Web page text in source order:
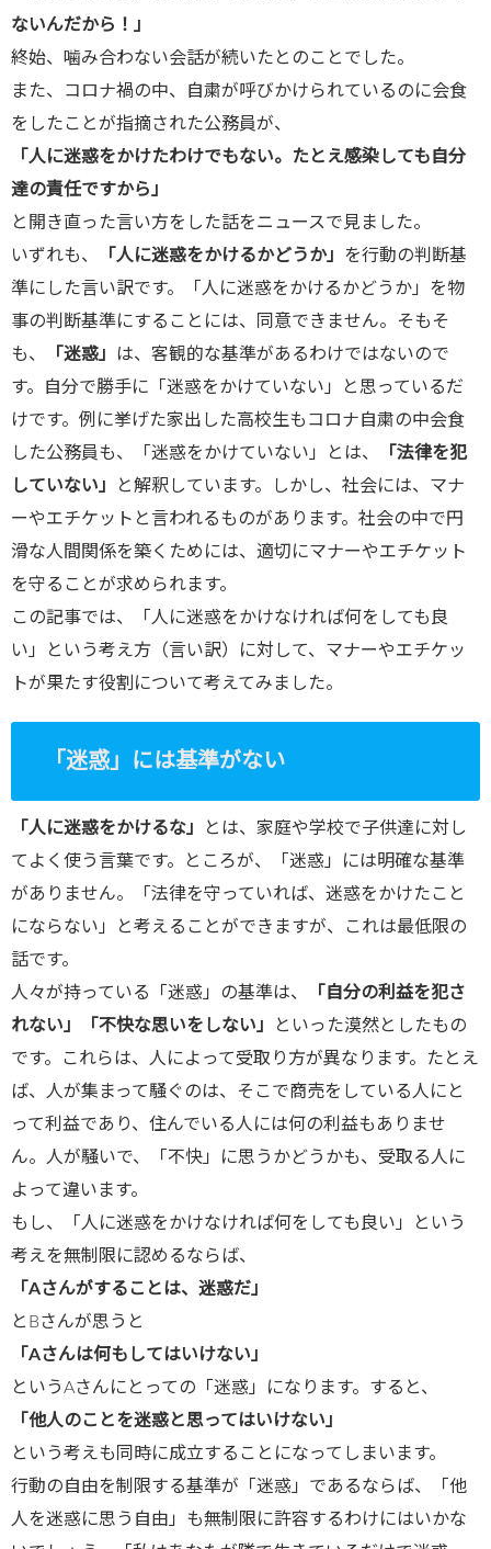
ないんだから！」
終始、噛み合わない会話が続いたとのことでした。
また、コロナ禍の中、自粛が呼びかけられているのに会食
をしたことが指摘された公務員が、
「人に迷惑をかけたわけでもない。たとえ感染しても自分
達の責任ですから」
と開き直った言い方をした話をニュースで見ました。
いずれも、
「人に迷惑をかけるかどうか」 を行動の判断基
準にした言い訳です。「人に迷惑をかけるかどうか」を物
事の判断基準にすることには、同意できません。そもそ
も、
「迷惑」 は、客観的な基準があるわけではないので
す。自分で勝手に「迷惑をかけていない」と思っているだ
けです。例に挙げた家出した高校生もコロナ自粛の中会食
した公務員も、「迷惑をかけていない」とは、
「法律を犯
していない」
と解釈しています。しかし、社会には、マナ
ーやエチケットと言われるものがあります。社会の中で円
滑な人間関係を築くためには、適切にマナーやエチケット
を守ることが求められます。
この記事では、「人に迷惑をかけなければ何をしても良
い」という考え方（言い訳）に対して、マナーやエチケッ
トが果たす役割について考えてみました。
「迷惑」には基準がない
「人に迷惑をかけるな」
とは、家庭や学校で子供達に対し
てよく使う言葉です。ところが、「迷惑」には明確な基準
がありません。「法律を守っていれば、迷惑をかけたこと
にならない」と考えることができますが、これは最低限の
話です。
人々が持っている「迷惑」の基準は、
「自分の利益を犯さ
れない」「不快な思いをしない」
といった漠然としたもの
です。これらは、人によって受取り方が異なります。たとえ
ば、人が集まって騒ぐのは、そこで商売をしている人にと
って利益であり、住んでいる人には何の利益もありませ
ん。人が騒いで、「不快」に思うかどうかも、受取る人に
よって違います。
もし、「人に迷惑をかけなければ何をしても良い」という
考えを無制限に認めるならば、
「 Aさんがすることは、迷惑だ」
とBさんが思うと
「 Aさんは何もしてはいけない」
というAさんにとっての「迷惑」になります。すると、
「他人のことを迷惑と思ってはいけない」
という考えも同時に成立することになってしまいます。
行動の自由を制限する基準が「迷惑」であるならば、「他
人を迷惑に思う自由」も無制限に許容するわけにはいかな